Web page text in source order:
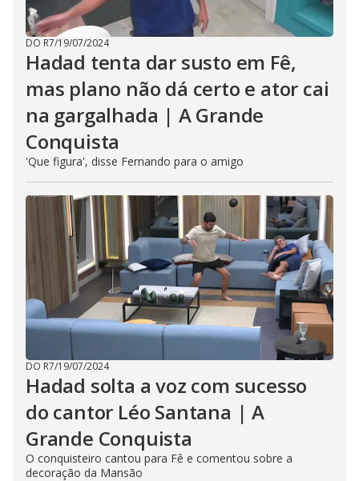
DO R7/19/07/2024
Hadad tenta dar susto em Fê,
mas plano não dá certo e ator cai
na gargalhada | A Grande
Conquista
'Que figura', disse Fernando para o amigo
DO R7/19/07/2024
Hadad solta a voz com sucesso
do cantor Léo Santana | A
Grande Conquista
O conquisteiro cantou para Fê e comentou sobre a
decoração da Mansão